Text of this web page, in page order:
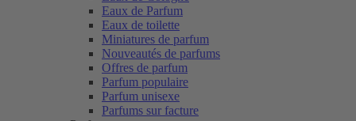
Eaux de Parfum
Eaux de toilette
Miniatures de parfum
Nouveautés de parfums
Offres de parfum
Parfum populaire
Parfum unisexe
Parfums sur facture